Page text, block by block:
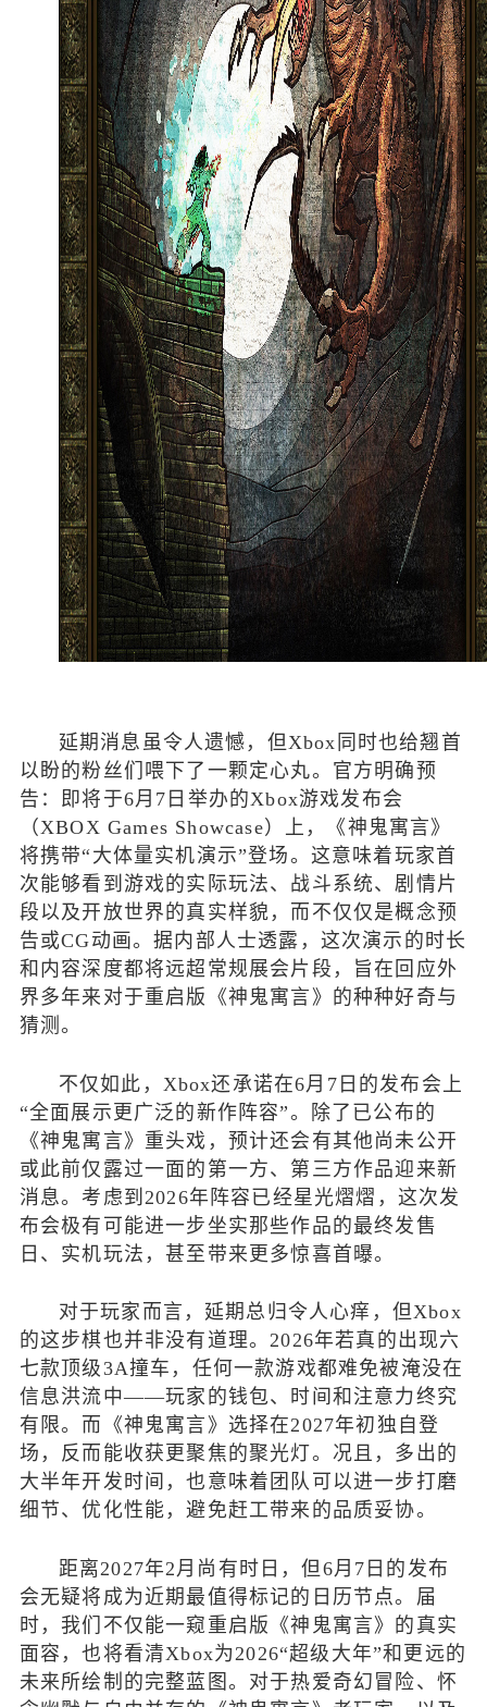
延期消息虽令人遗憾，但Xbox同时也给翘首
以盼的粉丝们喂下了一颗定心丸。官方明确预
告：即将于6月7日举办的Xbox游戏发布会
（XBOX Games Showcase）上，《神鬼寓言》
将携带“大体量实机演示”登场。这意味着玩家首
次能够看到游戏的实际玩法、战斗系统、剧情片
段以及开放世界的真实样貌，而不仅仅是概念预
告或CG动画。据内部人士透露，这次演示的时长
和内容深度都将远超常规展会片段，旨在回应外
界多年来对于重启版《神鬼寓言》的种种好奇与
猜测。
不仅如此，Xbox还承诺在6月7日的发布会上
“全面展示更广泛的新作阵容”。除了已公布的
《神鬼寓言》重头戏，预计还会有其他尚未公开
或此前仅露过一面的第一方、第三方作品迎来新
消息。考虑到2026年阵容已经星光熠熠，这次发
布会极有可能进一步坐实那些作品的最终发售
日、实机玩法，甚至带来更多惊喜首曝。
对于玩家而言，延期总归令人心痒，但Xbox
的这步棋也并非没有道理。2026年若真的出现六
七款顶级3A撞车，任何一款游戏都难免被淹没在
信息洪流中——玩家的钱包、时间和注意力终究
有限。而《神鬼寓言》选择在2027年初独自登
场，反而能收获更聚焦的聚光灯。况且，多出的
大半年开发时间，也意味着团队可以进一步打磨
细节、优化性能，避免赶工带来的品质妥协。
距离2027年2月尚有时日，但6月7日的发布
会无疑将成为近期最值得标记的日历节点。届
时，我们不仅能一窥重启版《神鬼寓言》的真实
面容，也将看清Xbox为2026“超级大年”和更远的
未来所绘制的完整蓝图。对于热爱奇幻冒险、怀